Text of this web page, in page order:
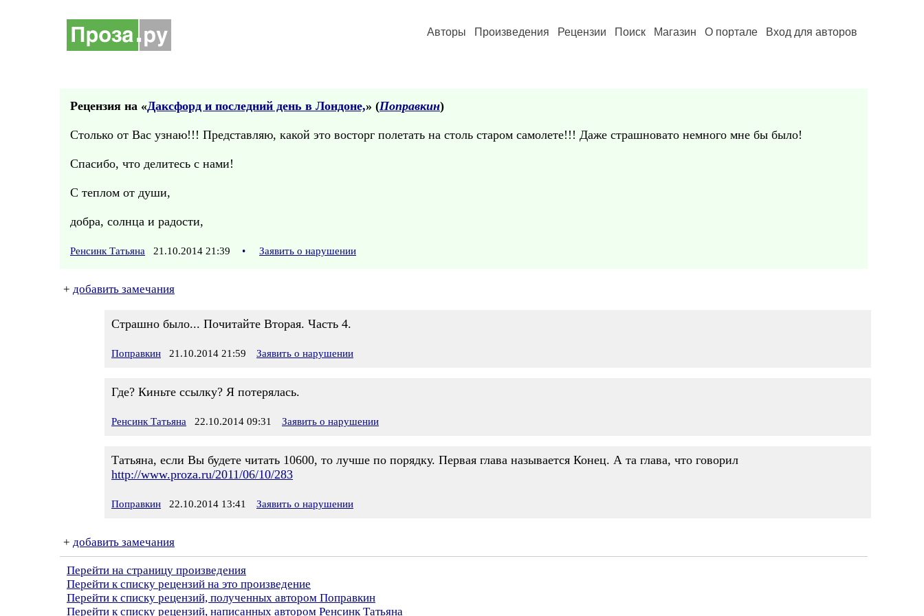
Авторы Произведения Рецензии Поиск Магазин О портале Вход для авторов
Рецензия на «Даксфорд и последний день в Лондоне,» (Поправкин)
Столько от Вас узнаю!!! Представляю, какой это восторг полетать на столь старом самолете!!! Даже страшновато немного мне бы было!
Спасибо, что делитесь с нами!
С теплом от души,
добра, солнца и радости,
Ренсинк Татьяна 21.10.2014 21:39 • Заявить о нарушении
+ добавить замечания
Страшно было... Почитайте Вторая. Часть 4.
Поправкин 21.10.2014 21:59 Заявить о нарушении
Где? Киньте ссылку? Я потерялась.
Ренсинк Татьяна 22.10.2014 09:31 Заявить о нарушении
Татьяна, если Вы будете читать 10600, то лучше по порядку. Первая глава называется Конец. А та глава, что говорил
http://www.proza.ru/2011/06/10/283
Поправкин 22.10.2014 13:41 Заявить о нарушении
+ добавить замечания
Перейти на страницу произведения
Перейти к списку рецензий на это произведение
Перейти к списку рецензий, полученных автором Поправкин
Перейти к списку рецензий, написанных автором Ренсинк Татьяна